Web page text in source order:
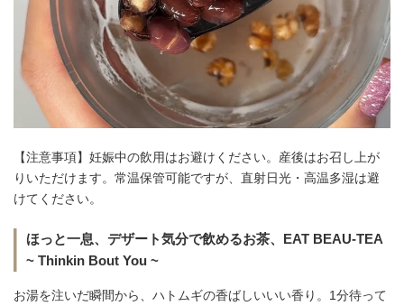
【注意事項】妊娠中の飲用はお避けください。産後はお召し上が
りいただけます。常温保管可能ですが、直射日光・高温多湿は避
けてください。
ほっと一息、デザート気分で飲めるお茶、EAT BEAU-TEA
~ Thinkin Bout You ~
お湯を注いだ瞬間から、ハトムギの香ばしいいい香り。1分待って